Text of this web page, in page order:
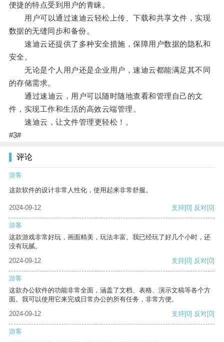
便捷的特点受到用户的青睐。
用户可以通过速迪云轻松上传、下载和共享文件，实现
数据的无缝同步和备份。
速迪云还提供了多种安全措施，保障用户数据的隐私和
安全。
无论是个人用户还是企业用户，速迪云都能满足其不同
的存储需求。
通过速迪云，用户可以随时随地查看和管理自己的文
件，实现工作和生活的高效云端管理。
速迪云，让文件管理更轻松！。
#3#
评论
游客
这款软件的设计非常人性化，使用起来非常舒服。
2024-09-12 支持[0] 反对[0]
游客
这款游戏非常好玩，画面精美，玩法丰富。我已经玩了好几个小时，还
没有玩腻。
2024-09-12
支持[0] 反对[0]
游客
这款办公软件的功能非常全面，涵盖了文档、表格、演示文稿等各个方
面。我可以使用它来完成日常办公的所有任务，非常方便。
2024-09-12
支持[0] 反对[0]
游客